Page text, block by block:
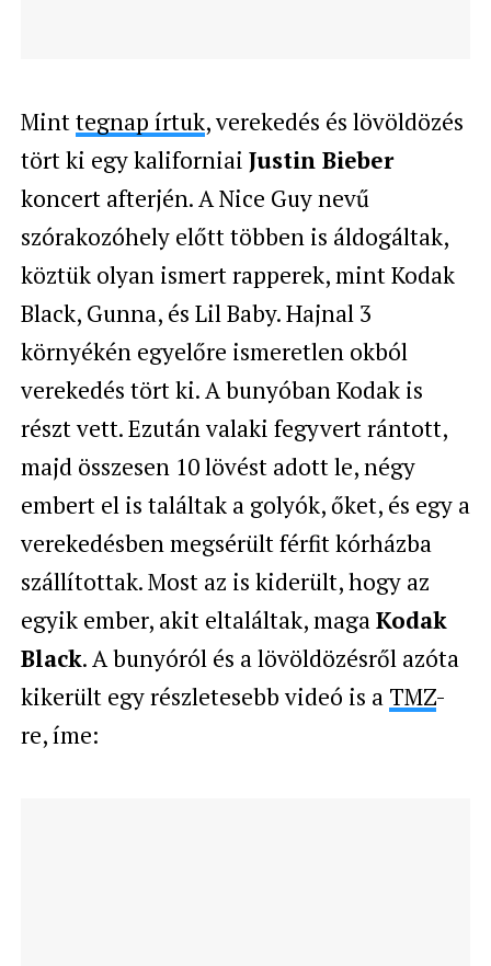
Minttegnap írtuk, verekedés és lövöldözés
tört ki egy kaliforniai Justin Bieber
koncert afterjén. A Nice Guy nevű
szórakozóhely előtt többen is áldogáltak,
köztük olyan ismert rapperek, mint Kodak
Black, Gunna, és Lil Baby. Hajnal 3
környékén egyelőre ismeretlen okból
verekedés tört ki. A bunyóban Kodak is
részt vett. Ezután valaki fegyvert rántott,
majd összesen 10 lövést adott le, négy
embert el is találtak a golyók, őket, és egy a
verekedésben megsérült férfit kórházba
szállítottak. Most az is kiderült, hogy az
egyik ember, akit eltaláltak, magaKodak
Black. A bunyóról és a lövöldözésről azóta
kikerült egy részletesebb videó is a TMZ-
re, íme: